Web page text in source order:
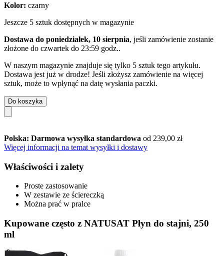
Kolor: czarny
Jeszcze 5 sztuk dostępnych w magazynie
Dostawa do poniedziałek, 10 sierpnia, jeśli zamówienie zostanie
złożone do czwartek do 23:59 godz..
W naszym magazynie znajduje się tylko 5 sztuk tego artykułu.
Dostawa jest już w drodze! Jeśli złożysz zamówienie na więcej
sztuk, może to wpłynąć na datę wysłania paczki.
Do koszyka
Polska: Darmowa wysyłka standardowa od 239,00 zł
Więcej informacji na temat wysyłki i dostawy
Właściwości i zalety
Proste zastosowanie
W zestawie ze ściereczką
Można prać w pralce
Kupowane często z NATUSAT Płyn do stajni, 250
ml